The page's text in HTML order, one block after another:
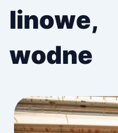
linowe,
wodne